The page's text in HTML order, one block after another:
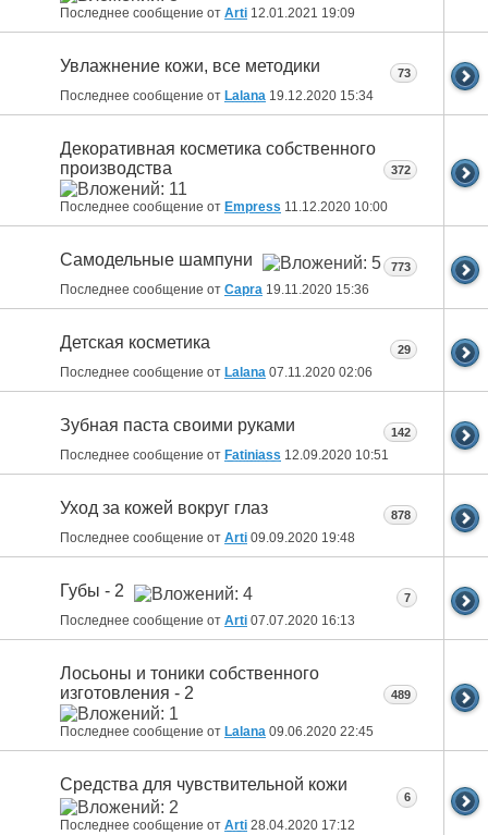
Последнее сообщение от Arti 12.01.2021 19:09
Увлажнение кожи, все методики
Последнее сообщение от Lalana 19.12.2020 15:34
73
Декоративная косметика собственного
производства
Последнее сообщение от Empress 11.12.2020 10:00
372
Самодельные шампуни
Последнее сообщение от Capra 19.11.2020 15:36
773
Детская косметика
Последнее сообщение от Lalana 07.11.2020 02:06
29
Зубная паста своими руками
Последнее сообщение от Fatiniass 12.09.2020 10:51
142
Уход за кожей вокруг глаз
Последнее сообщение от Arti 09.09.2020 19:48
878
Губы - 2
Последнее сообщение от Arti 07.07.2020 16:13
7
Лосьоны и тоники собственного
изготовления - 2
Последнее сообщение от Lalana 09.06.2020 22:45
489
Средства для чувствительной кожи
Последнее сообщение от Arti 28.04.2020 17:12
6